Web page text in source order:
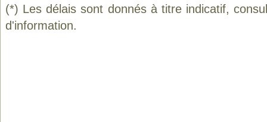
(*) Les délais sont donnés à titre indicatif,
d'information.